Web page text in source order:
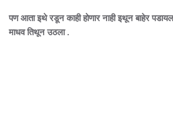
पण आता इथे रडून काही होणार नाही इथून बाहेर
माधव तिथून उठला .